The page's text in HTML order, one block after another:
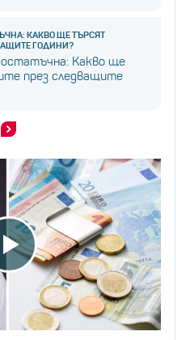
КАКВО ЩЕ ТЪРСЯТ
ГОДИНИ?
Какво ще
през следващите